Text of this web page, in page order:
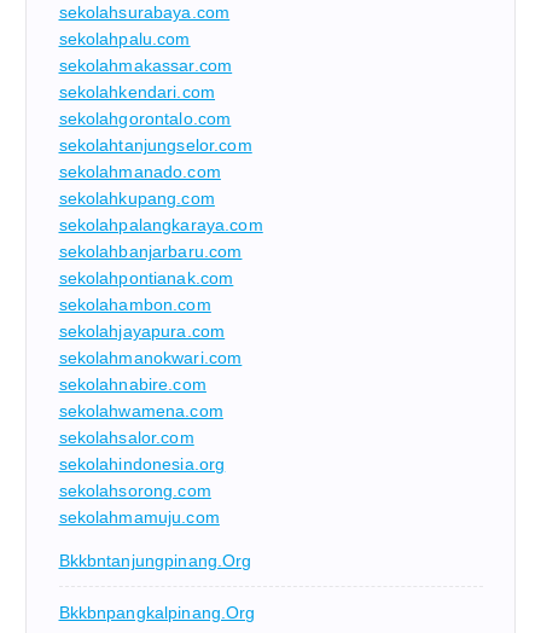
sekolahsurabaya.com
sekolahpalu.com
sekolahmakassar.com
sekolahkendari.com
sekolahgorontalo.com
sekolahtanjungselor.com
sekolahmanado.com
sekolahkupang.com
sekolahpalangkaraya.com
sekolahbanjarbaru.com
sekolahpontianak.com
sekolahambon.com
sekolahjayapura.com
sekolahmanokwari.com
sekolahnabire.com
sekolahwamena.com
sekolahsalor.com
sekolahindonesia.org
sekolahsorong.com
sekolahmamuju.com
Bkkbntanjungpinang.org
Bkkbnpangkalpinang.org